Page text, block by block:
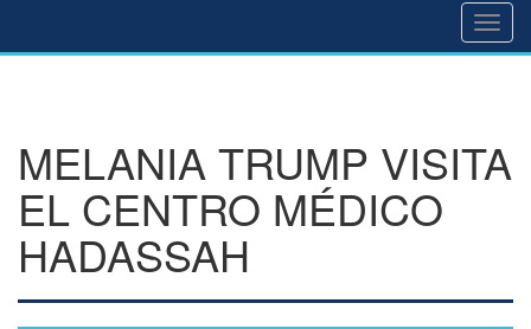
MELANIA TRUMP VISITA
EL CENTRO MÉDICO
HADASSAH